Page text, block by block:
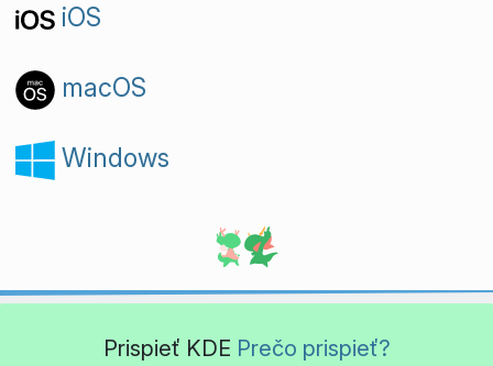
iOS
macOS
Windows
Prispieť KDE Prečo prispieť?